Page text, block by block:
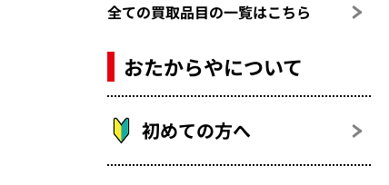
全ての買取品目の一覧はこちら
おたからやについて
初めての方へ